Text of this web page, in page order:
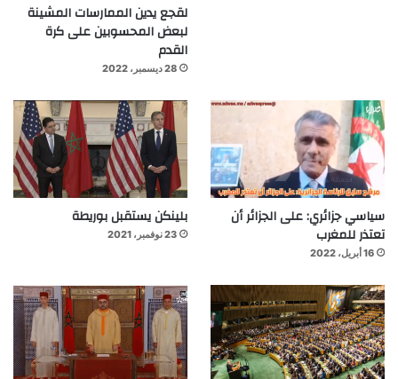
لقجع يدين الممارسات المشينة
لبعض المحسوبين على كرة
القدم
28 ديسمبر، 2022
سياسي جزائري: على الجزائر أن
تعتذر للمغرب
16 أبريل، 2022
بلينكن يستقبل بوريطة
23 نوفمبر، 2021